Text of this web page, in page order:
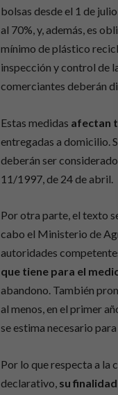
bolsas desde el 1 de
al 70%, y, además, es
mínimo de plástico
inspección y control de
comerciantes deberán
Estas medidas afectan
entregadas a domicilio.
deberán ser
11/1997, de 24 de abril.
Por otra parte, el texto
cabo el Ministerio de
autoridades
que tiene para el
abandono. También
al menos, en el primer
se estima necesario
Por lo que respecta a la
declarativo, su